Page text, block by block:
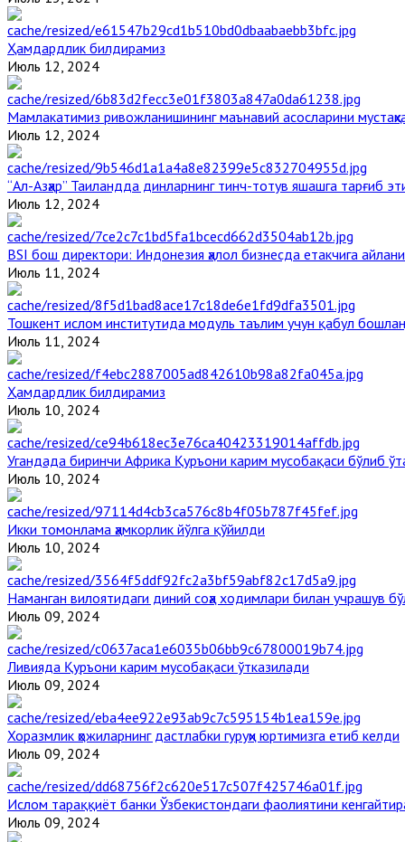
Ҳамдардлик билдирамиз
Июль 12, 2024
Мамлакатимиз ривожланишининг маънавий асосларини
Июль 12, 2024
“Ал-Азҳар” Таиландда динларнинг тинч-тотув яшашга тарғиб
Июль 12, 2024
BSI бош директори: Индонезия ҳалол бизнесда етакчига
Июль 11, 2024
Тошкент ислом институтида модуль таълим учун қабул
Июль 11, 2024
Ҳамдардлик билдирамиз
Июль 10, 2024
Угандада биринчи Aфрика Қуръони карим мусобақаси бўлиб
Июль 10, 2024
Икки томонлама ҳамкорлик йўлга қўйилди
Июль 10, 2024
Наманган вилоятидаги диний соҳа ходимлари билан учрашув
Июль 09, 2024
Ливияда Қуръони карим мусобақаси ўтказилади
Июль 09, 2024
Хоразмлик ҳожиларнинг дастлабки гуруҳи юртимизга етиб келди
Июль 09, 2024
Ислом тараққиёт банки Ўзбекистондаги фаолиятини
Июль 09, 2024